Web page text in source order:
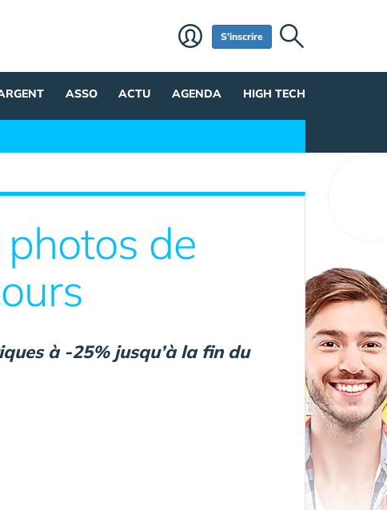
S'inscrire
ASSO ACTU AGENDA HIGH TECH
de
à -25% jusqu’à la fin du